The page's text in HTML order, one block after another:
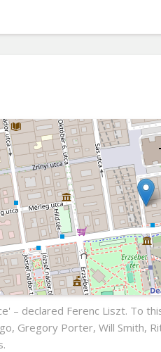
– declared Ferenc Liszt. To
Gregory Porter, Will Smith,